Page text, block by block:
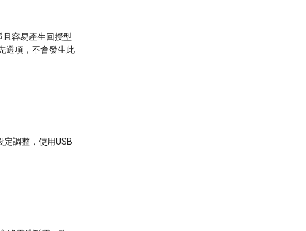
且容易產生回授型
選項，不會發生此
調整，使用USB